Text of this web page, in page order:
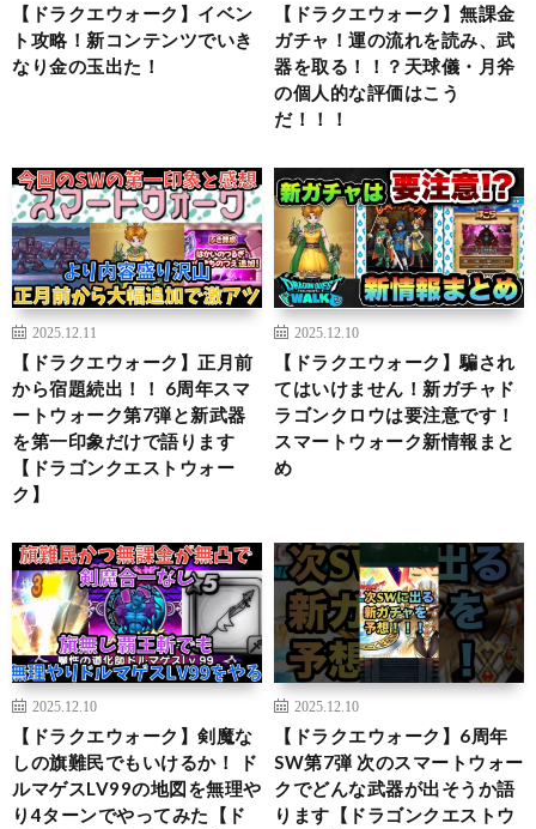
【ドラクエウォーク】イベン
ト攻略！新コンテンツでいき
なり金の玉出た！
【ドラクエウォーク】無課金
ガチャ！運の流れを読み、武
器を取る！！？天球儀・月斧
の個人的な評価はこう
だ！！！
2025.12.11
【ドラクエウォーク】正月前
から宿題続出！！ 6周年スマ
ートウォーク第7弾と新武器
を第一印象だけで語ります
【ドラゴンクエストウォー
ク】
2025.12.10
【ドラクエウォーク】騙され
てはいけません！新ガチャド
ラゴンクロウは要注意です！
スマートウォーク新情報まと
め
2025.12.10
【ドラクエウォーク】剣魔な
しの旗難民でもいけるか！ ド
ルマゲスLV99の地図を無理や
り4ターンでやってみた【ド
2025.12.10
【ドラクエウォーク】6周年
SW第7弾 次のスマートウォー
クでどんな武器が出そうか語
ります【ドラゴンクエストウ